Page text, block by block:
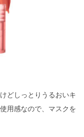
どしっとりうるおいキ
用感なので、マスクを